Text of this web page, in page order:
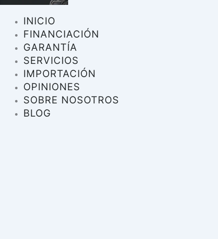
INICIO
FINANCIACIÓN
GARANTÍA
SERVICIOS
IMPORTACIÓN
OPINIONES
SOBRE NOSOTROS
BLOG